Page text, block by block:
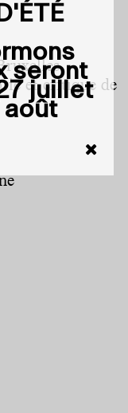
et critique de
seront
juillet
août